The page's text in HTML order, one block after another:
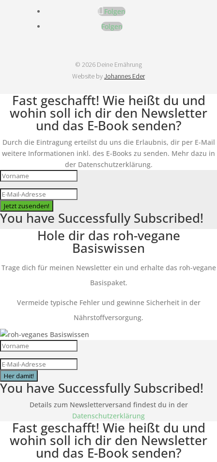
Folgen
Folgen
© 2026 Deine Ernährung
Website byJohannes Eder
Fast geschafft! Wie heißt du und
wohin soll ich dir den Newsletter
und das E-Book senden?
Durch die Eintragung erteilst du uns die Erlaubnis, dir per E-Mail
weitere Informationen inkl. des E-Books zu senden. Mehr dazu in
der Datenschutzerklärung.
Jetzt zusenden!
You have Successfully Subscribed!
Hole dir das roh-vegane
Basiswissen
Trage dich für meinen Newsletter ein und erhalte das roh-vegane
Basispaket.
Vermeide typische Fehler und gewinne Sicherheit in der
Nährstoffversorgung.
Her damit!
You have Successfully Subscribed!
Details zum Newsletterversand findest du in der
Datenschutzerklärung
Fast geschafft! Wie heißt du und
wohin soll ich dir den Newsletter
und das E-Book senden?